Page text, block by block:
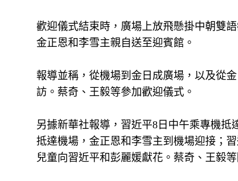
歡迎儀式結束時，廣場上放飛懸掛中朝雙
金正恩和李雪主親自送至迎賓館。
報導並稱，從機場到金日成廣場，以及從
訪。蔡奇、王毅等參加歡迎儀式。
另據新華社報導，習近平8日中午乘專機
抵達機場，金正恩和李雪主到機場迎接；
兒童向習近平和彭麗媛獻花。蔡奇、王毅